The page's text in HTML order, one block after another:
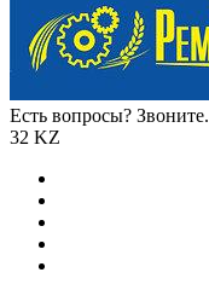
Есть вопросы? Звоните.
32 KZ